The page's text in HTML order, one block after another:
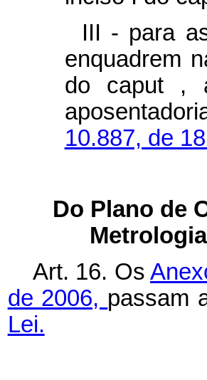
III - para
enquadrem
do caput ,
10.887, de
Do Plano de
Art. 16. Os
de 2006, passam
Lei.